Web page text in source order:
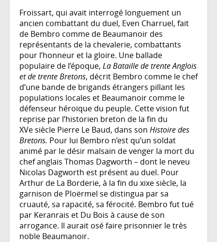
Froissart, qui avait interrogé longuement un
ancien combattant du duel, Even Charruel, fait
de Bembro comme de Beaumanoir des
représentants de la chevalerie, combattants
pour l’honneur et la gloire. Une ballade
populaire de l’époque, La Bataille de trente Anglois
et de trente Bretons, décrit Bembro comme le chef
d’une bande de brigands étrangers pillant les
populations locales et Beaumanoir comme le
défenseur héroïque du peuple. Cette vision fut
reprise par l’historien breton de la fin du
XVe siècle Pierre Le Baud, dans son Histoire des
Bretons. Pour lui Bembro n’est qu’un soldat
animé par le désir malsain de venger la mort du
chef anglais Thomas Dagworth – dont le neveu
Nicolas Dagworth est présent au duel. Pour
Arthur de La Borderie, à la fin du xixe siècle, la
garnison de Ploërmel se distingua par sa
cruauté, sa rapacité, sa férocité. Bembro fut tué
par Keranrais et Du Bois à cause de son
arrogance. Il aurait osé faire prisonnier le très
noble Beaumanoir.